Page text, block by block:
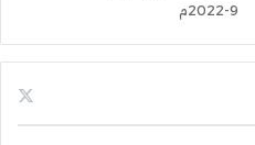
9-2022م